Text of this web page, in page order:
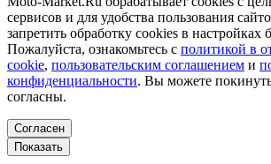
сервисов и для удобства пользования
запретить обработку сookies в настройках
Пожалуйста, ознакомьтесь с политикой в
cookie, пользовательским соглашением и
конфиденциальности. Вы можете
согласны.
Согласен
Показать